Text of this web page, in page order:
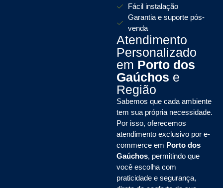
Fácil instalação
Garantia e suporte pós-
venda
Atendimento
Personalizado
em Porto dos
Gaúchos e
Região
Sabemos que cada ambiente
tem sua própria necessidade.
Por isso, oferecemos
atendimento exclusivo por e-
commerce em Porto dos
Gaúchos, permitindo que
você escolha com
praticidade e segurança,